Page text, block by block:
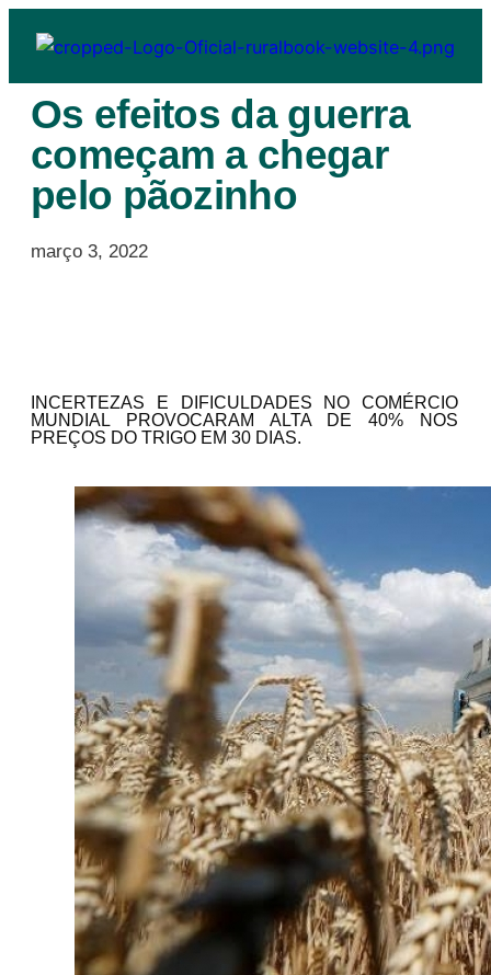
Os efeitos da guerra
começam a chegar
pelo pãozinho
março 3, 2022
INCERTEZAS E DIFICULDADES NO COMÉRCIO
MUNDIAL PROVOCARAM ALTA DE 40% NOS
PREÇOS DO TRIGO EM 30 DIAS.